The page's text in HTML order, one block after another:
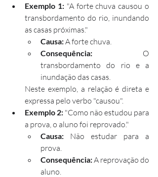
Exemplo 1: "A forte chuva causou o
transbordamento do rio, inundando
as casas próximas."
Causa: A forte chuva.
Consequência: O
transbordamento do rio e a
inundação das casas.
Neste exemplo, a relação é direta e
expressa pelo verbo "causou".
Exemplo 2: "Como não estudou para
a prova, o aluno foi reprovado."
Causa: Não estudar para a
prova.
Consequência: A reprovação do
aluno.